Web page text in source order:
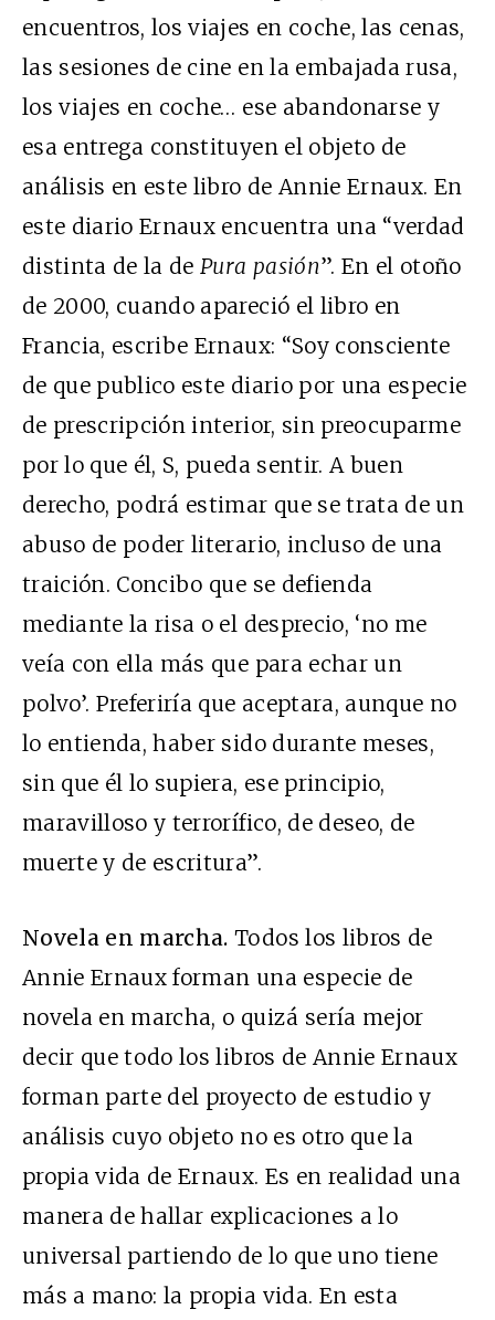
encuentros, los viajes en coche, las cenas,
las sesiones de cine en la embajada rusa,
los viajes en coche… ese abandonarse y
esa entrega constituyen el objeto de
análisis en este libro de Annie Ernaux. En
este diario Ernaux encuentra una “verdad
distinta de la de Pura pasión”. En el otoño
de 2000, cuando apareció el libro en
Francia, escribe Ernaux: “Soy consciente
de que publico este diario por una especie
de prescripción interior, sin preocuparme
por lo que él, S, pueda sentir. A buen
derecho, podrá estimar que se trata de un
abuso de poder literario, incluso de una
traición. Concibo que se defienda
mediante la risa o el desprecio, ‘no me
veía con ella más que para echar un
polvo’. Preferiría que aceptara, aunque no
lo entienda, haber sido durante meses,
sin que él lo supiera, ese principio,
maravilloso y terrorífico, de deseo, de
muerte y de escritura”.
Novela en marcha.Todos los libros de
Annie Ernaux forman una especie de
novela en marcha, o quizá sería mejor
decir que todo los libros de Annie Ernaux
forman parte del proyecto de estudio y
análisis cuyo objeto no es otro que la
propia vida de Ernaux. Es en realidad una
manera de hallar explicaciones a lo
universal partiendo de lo que uno tiene
más a mano: la propia vida. En esta